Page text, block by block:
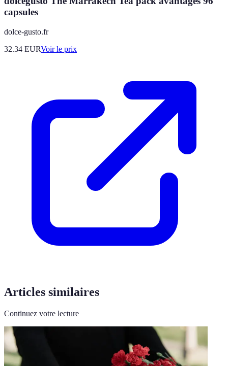
capsules
dolce-gusto.fr
32.34 EURVoir le prix
Articles similaires
Continuez votre lecture